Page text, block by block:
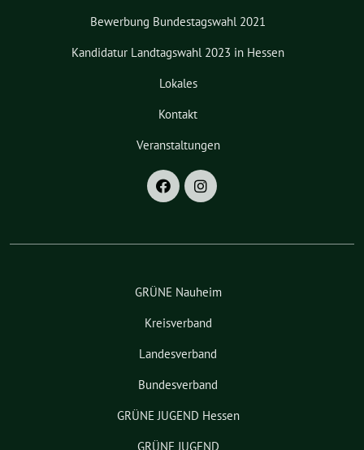
Bewerbung Bundestagswahl 2021
Kandidatur Landtagswahl 2023 in Hessen
Lokales
Kontakt
Veranstaltungen
GRÜNE Nauheim
Kreisverband
Landesverband
Bundesverband
GRÜNE JUGEND Hessen
GRÜNE JUGEND